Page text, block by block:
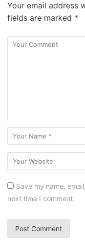
Your email address
fields are marked *
Save my name,
next time I comment.